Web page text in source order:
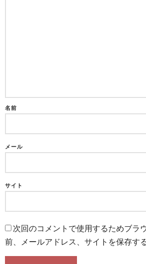
名前
メール
サイト
次回のコメントで使用するためブラ
前、メールアドレス、サイトを保存する